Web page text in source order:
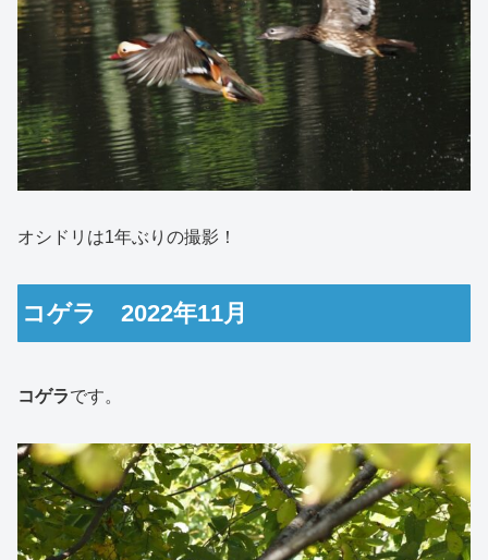
オシドリは1年ぶりの撮影！
コゲラ 2022年11月
コゲラです。